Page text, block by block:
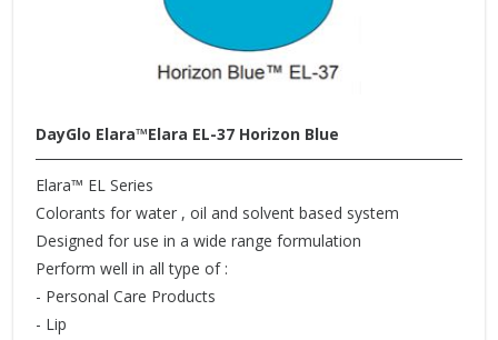
DayGlo Elara™Elara EL-37 Horizon Blue
Elara™ EL Series
Colorants for water , oil and solvent based system
Designed for use in a wide range formulation
Perform well in all type of :
- Personal Care Products
- Lip